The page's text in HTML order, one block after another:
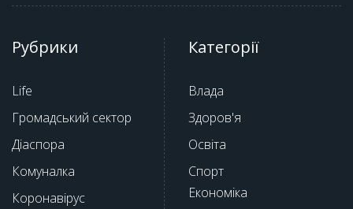
Рубрики
Life
Громадський сектор
Діаспора
Комуналка
Коронавірус
Категорії
Влада
Здоров'я
Освіта
Спорт
Економіка